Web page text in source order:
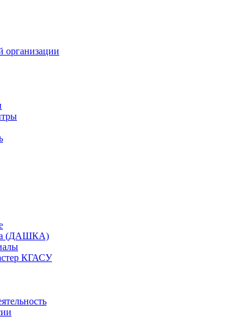
организации
(ДАШКА)
КГАСУ